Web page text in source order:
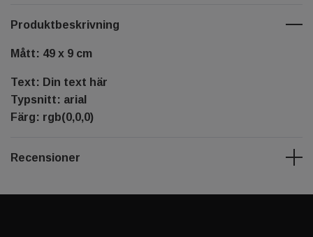
Produktbeskrivning
Mått: 49 x 9 cm
Text: Din text här
Typsnitt: arial
Färg: rgb(0,0,0)
Recensioner